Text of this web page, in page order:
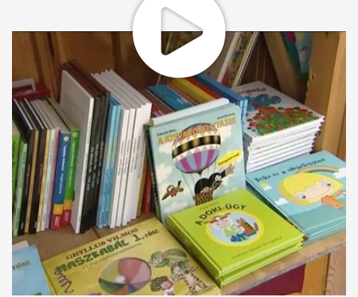
A Szombathelyi Ifjúsági Fúvószenekar fiataljai nyitották meg
az idei könyvhét programsorozatát, és Szecsődi Krisztián
dedikálta Cinke fogat című kötetét. Ezúttal a megszokottnál
kevesebb, csak 6 pavilonban árusítják az újonnan megjelent és
az eddigi legnépszerűbb kiadványokat. Bár egyre kevesebben
vásárolnak könyvet, a tér megtelt érdeklődőkkel.
Varga Nárcisz-könyvkereskedő
"Évről évre van visszesés, de még mindig van, ahogy itt a
téren is láthatjuk vannak érdeklődők és vásárlók is. Azt
gondolom, hogy aki tényleg szeret olvasni nem sajnálja a
2000 forintot, mert annyiért is lehet már szép, igényes
könyvet venni, vagy mesekönyvet."